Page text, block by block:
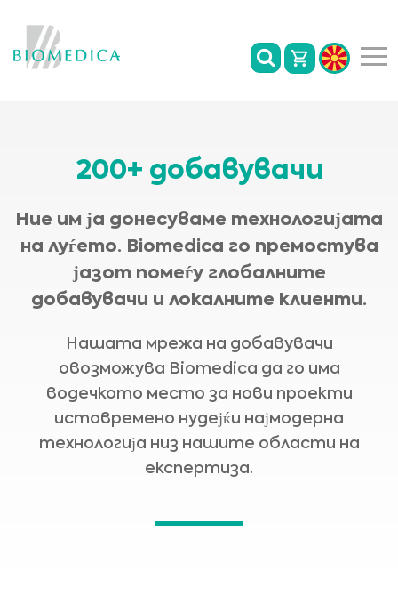
200+ добавувачи
Ние им ја донесуваме технологијата
на луѓето. Biomedica го премостува
јазот помеѓу глобалните
добавувачи и локалните клиенти.
Нашата мрежа на добавувачи
овозможува Biomedica да го има
водечкото место за нови проекти
истовремено нудејќи најмодерна
технологија низ нашите области на
експертиза.